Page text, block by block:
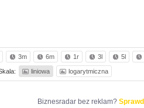
3m 6m 1r 3l 5l
liniowa logarytmiczna
Biznesradar bez reklam?